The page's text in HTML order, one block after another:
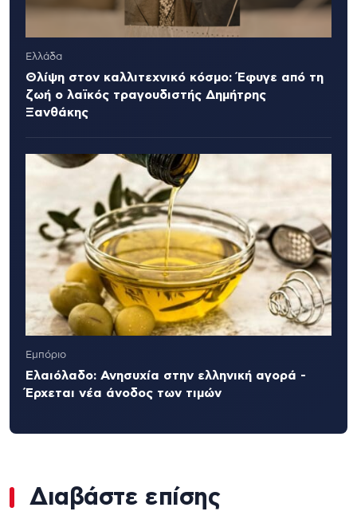
Ελλάδα
Θλίψη στον καλλιτεχνικό κόσμο: Έφυγε από τη
ζωή ο λαϊκός τραγουδιστής Δημήτρης
Ξανθάκης
Εμπόριο
Ελαιόλαδο: Ανησυχία στην ελληνική αγορά -
Έρχεται νέα άνοδος των τιμών
Διαβάστε επίσης